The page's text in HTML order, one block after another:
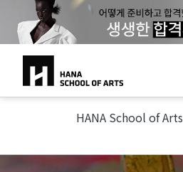
하나스쿨
HANA School of Arts